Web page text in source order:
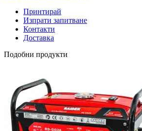
Принтирай
Изпрати запитване
Контакти
Доставка
Подобни продукти